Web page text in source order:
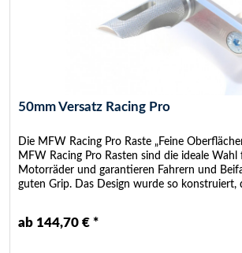
50mm Versatz Racing Pro
Die MFW Racing Pro Raste „Feine
MFW Racing Pro Rasten sind die ideale
Motorräder und garantieren Fahrern und
guten Grip. Das Design wurde so konstruiert,
ab 144,70 € *